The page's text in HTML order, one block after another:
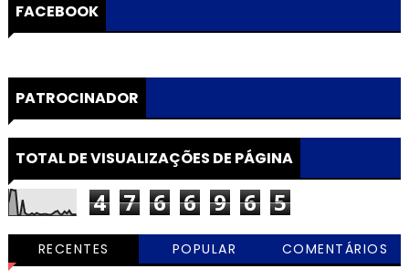
FACEBOOK
PATROCINADOR
TOTAL DE VISUALIZAÇÕES DE PÁGINA
4 7 6 6 9 6 5
RECENTES POPULAR COMENTÁRIOS